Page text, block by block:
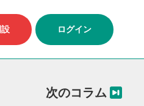
ログイン
次のコラム